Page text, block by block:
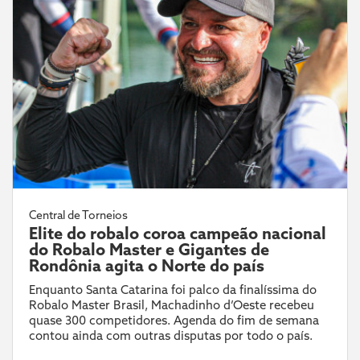
Central de Torneios
Elite do robalo coroa campeão nacional
do Robalo Master e Gigantes de
Rondônia agita o Norte do país
Enquanto Santa Catarina foi palco da finalíssima do
Robalo Master Brasil, Machadinho d’Oeste recebeu
quase 300 competidores. Agenda do fim de semana
contou ainda com outras disputas por todo o país.